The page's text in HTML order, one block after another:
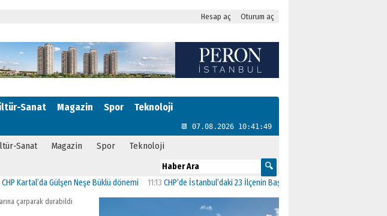
Hesap aç Oturum aç
Sanat Magazin Spor Teknoloji
📆 07.08.2026 10:41:49
Sanat Magazin Spor Teknoloji
Gülşen Neşe Büklü dönemi 11:13 CHP’de İstanbul’daki 23 İlçenin Başkanları Belli Oldu
çarparak durabildi